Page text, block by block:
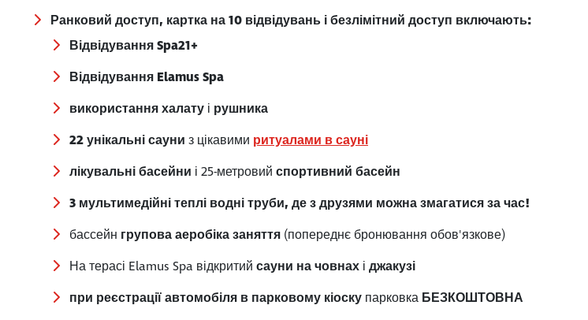
Ранковий доступ, картка на 10 відвідувань і безлімітний доступ включають:
Відвідування Spa21+
Відвідування Elamus Spa
використання халату і рушника
22 унікальні сауни з цікавими ритуалами в сауні
лікувальні басейни і 25-метровий спортивний басейн
3 мультимедійні теплі водні труби, де з друзями можна змагатися за час!
бассейн групова аеробіказаняття (попереднє бронювання обов'язкове)
На терасі Elamus Spa відкритий сауни на човнах і джакузі
при реєстрації автомобіля в парковому кіоску парковка БЕЗКОШТОВНА